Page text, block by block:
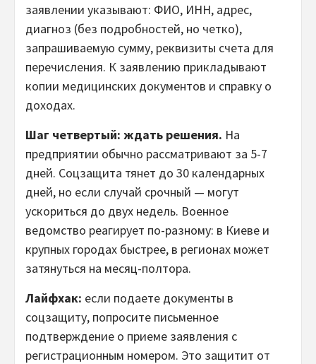
заявлении указывают: ФИО, ИНН, адрес,
диагноз (без подробностей, но четко),
запрашиваемую сумму, реквизиты счета для
перечисления. К заявлению прикладывают
копии медицинских документов и справку о
доходах.
Шаг четвертый: ждать решения. На
предприятии обычно рассматривают за 5-7
дней. Соцзащита тянет до 30 календарных
дней, но если случай срочный — могут
ускориться до двух недель. Военное
ведомство реагирует по-разному: в Киеве и
крупных городах быстрее, в регионах может
затянуться на месяц-полтора.
Лайфхак: если подаете документы в
соцзащиту, попросите письменное
подтверждение о приеме заявления с
регистрационным номером. Это защитит от